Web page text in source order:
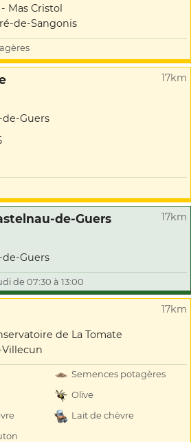
Mas Cristol
de-Sangonis
17km
de-Guers
de-Guers 17km
de-Guers
de 07:30 à 13:00
17km
de La Tomate
Semences potagères
Olive
Lait de chèvre